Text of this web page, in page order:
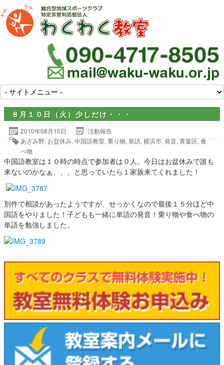
８月１０日（火）少しだけ・・・
2010年08月10日
活動報告
あざみ野,お盆休み,中国語教室,乗り物,単語,横浜市,発音,青葉区,食
べ物
中国語教室は１０時の時点で参加者は０人。今日はお盆休みで誰も
来ないのかなぁ、、、と思っていたら１家族来てくれました！
別件で相談があったようですが、せっかくなので最後１５分ほど中
国語をやりました！子どもも一緒に単語の発音！乗り物や食べ物の
単語を勉強しました。